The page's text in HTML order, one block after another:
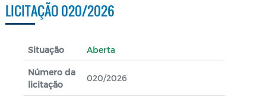
LICITAÇÃO 020/2026
Situação Aberta
Número da
licitação
020/2026